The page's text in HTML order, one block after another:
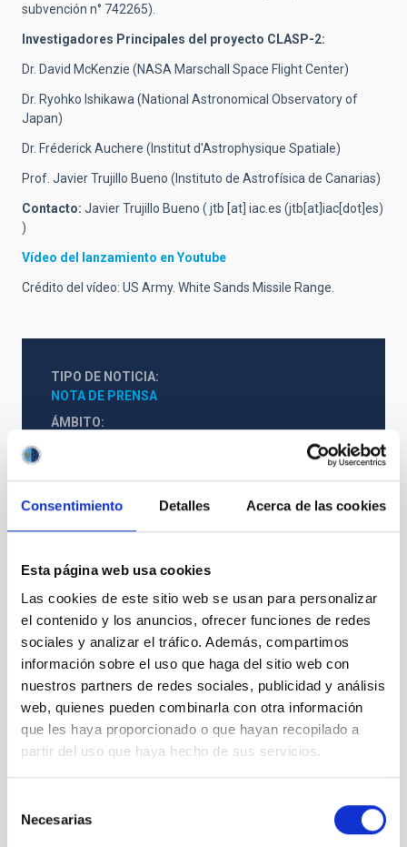
Consentimiento Detalles Acerca de las cookies
Esta página web usa cookies
Las cookies de este sitio web se usan para personalizar
el contenido y los anuncios, ofrecer funciones de redes
sociales y analizar el tráfico. Además, compartimos
información sobre el uso que haga del sitio web con
nuestros partners de redes sociales, publicidad y análisis
web, quienes pueden combinarla con otra información
que les haya proporcionado o que hayan recopilado a
partir del uso que haya hecho de sus servicios.
Necesarias
subvención n° 742265).
Investigadores Principales del proyecto CLASP-2:
Dr. David McKenzie (NASA Marschall Space Flight Center)
Dr. Ryohko Ishikawa (National Astronomical Observatory of
Japan)
Dr. Fréderick Auchere (Institut d'Astrophysique Spatiale)
Prof. Javier Trujillo Bueno (Instituto de Astrofísica de Canarias)
Contacto: Javier Trujillo Bueno (jtb [at] iac.es (jtb[at]iac[dot]es)
)
Vídeo del lanzamiento en Youtube
Crédito del vídeo: US Army. White Sands Missile Range.
TIPO DE NOTICIA
NOTA DE PRENSA
ÁMBITO
VER GALERÍA